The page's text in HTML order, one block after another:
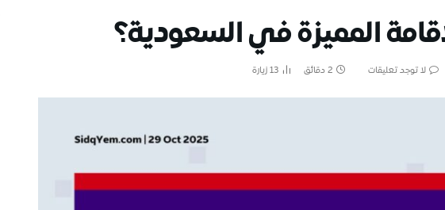
المميزة في السعودية؟
لا توجد تعليقات 2 دقائق 13زيارة